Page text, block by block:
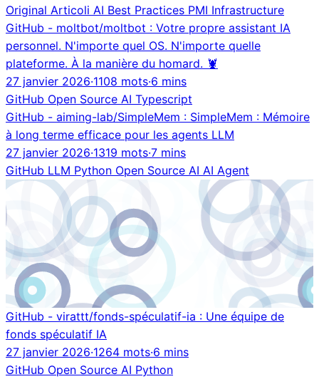
Original Articoli AI Best Practices PMI Infrastructure
GitHub - moltbot/moltbot : Votre propre assistant IA
personnel. N'importe quel OS. N'importe quelle
plateforme. À la manière du homard. 🦞
27 janvier 2026·1108 mots·6 mins
GitHub Open Source AI Typescript
GitHub - aiming-lab/SimpleMem : SimpleMem : Mémoire
à long terme efficace pour les agents LLM
27 janvier 2026·1319 mots·7 mins
GitHub LLM Python Open Source AI AI Agent
GitHub - virattt/fonds-spéculatif-ia : Une équipe de
fonds spéculatif IA
27 janvier 2026·1264 mots·6 mins
GitHub Open Source AI Python